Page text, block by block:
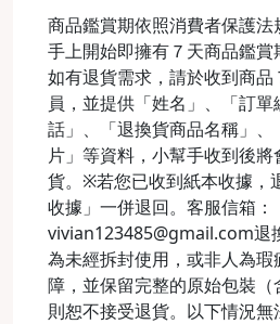
商品鑑賞期依照消費者保護
手上開始即擁有７天商品鑑賞
如有退貨需求，請於收到商品
員，並提供「姓名」、「訂
話」、「退換貨商品名稱」、
片」等資料，小幫手收到後
貨。※若您已收到紙本收據，
收據」一併退回。客服信箱：
vivian123485@gmail.com退
為未經拆封使用，或非人為
障，並保留完整的原始包裝
則恕不接受退貨。以下情況無